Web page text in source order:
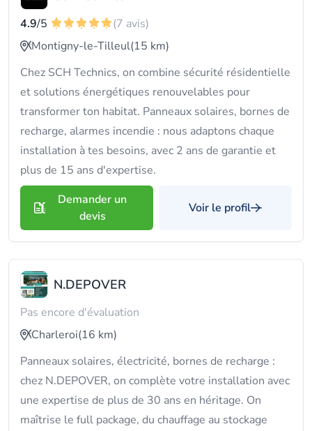
4.9/5
(7 avis)
Montigny-le-Tilleul(15 km)
Chez SCH Technics, on combine sécurité résidentielle
et solutions énergétiques renouvelables pour
transformer ton habitat. Panneaux solaires, bornes de
recharge, alarmes incendie : nous adaptons chaque
installation à tes besoins, avec 2 ans de garantie et
plus de 15 ans d'expertise.
Demander un
devis
Voir le profil
N.DEPOVER
Pas encore d'évaluation
Charleroi(16 km)
Panneaux solaires, électricité, bornes de recharge :
chez N.DEPOVER, on complète votre installation avec
une expertise de plus de 30 ans en héritage. On
maîtrise le full package, du chauffage au stockage